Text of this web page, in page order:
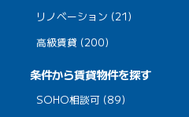
リノベーション (21)
高級賃貸 (200)
条件から賃貸物件を探す
SOHO相談可 (89)